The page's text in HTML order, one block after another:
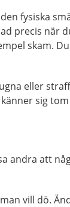
fysiska
precis när
skam.
eller
sig
andra att
vill dö.